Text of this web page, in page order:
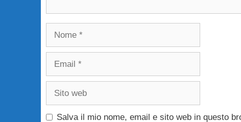
Nome
Email
Sito
Salva il mio nome, email e sito web in questo